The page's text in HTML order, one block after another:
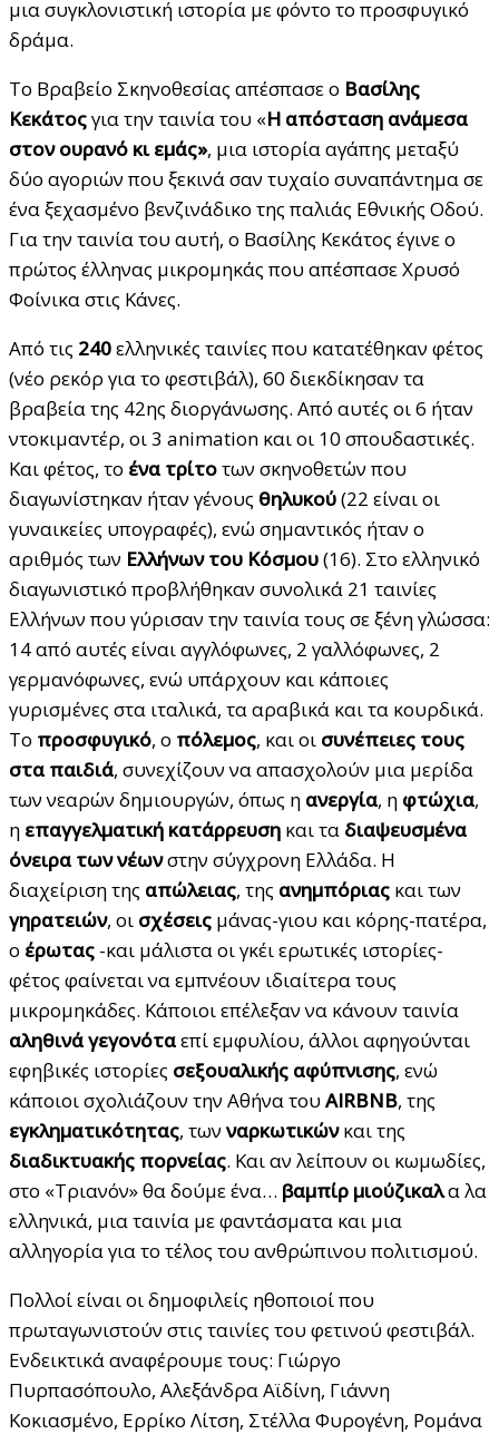
μια συγκλονιστική ιστορία με φόντο το προσφυγικό
δράμα.
Το Bραβείο Σκηνοθεσίας απέσπασε ο Βασίλης
Κεκάτοςγια την ταινία του «Η απόσταση ανάμεσα
στον ουρανό κι εμάς», μια ιστορία αγάπης μεταξύ
δύο αγοριών που ξεκινά σαν τυχαίο συναπάντημα σε
ένα ξεχασμένο βενζινάδικο της παλιάς Εθνικής Οδού.
Για την ταινία του αυτή, ο Βασίλης Κεκάτος έγινε ο
πρώτος έλληνας μικρομηκάς που απέσπασε Χρυσό
Φοίνικα στις Κάνες.
Από τις 240ελληνικές ταινίες που κατατέθηκαν φέτος
(νέο ρεκόρ για το φεστιβάλ), 60 διεκδίκησαν τα
βραβεία της 42ης διοργάνωσης. Από αυτές οι 6 ήταν
ντοκιμαντέρ, οι 3 animation και οι 10 σπουδαστικές.
Και φέτος, το ένα τρίτοτων σκηνοθετών που
διαγωνίστηκαν ήταν γένους θηλυκού(22 είναι οι
γυναικείες υπογραφές), ενώ σημαντικός ήταν ο
αριθμός των Ελλήνων του Κόσμου(16). Στο ελληνικό
διαγωνιστικό προβλήθηκαν συνολικά 21 ταινίες
Ελλήνων που γύρισαν την ταινία τους σε ξένη γλώσσα:
14 από αυτές είναι αγγλόφωνες, 2 γαλλόφωνες, 2
γερμανόφωνες, ενώ υπάρχουν και κάποιες
γυρισμένες στα ιταλικά, τα αραβικά και τα κουρδικά.
Το προσφυγικό, ο πόλεμος, και οι συνέπειες τους
στα παιδιά, συνεχίζουν να απασχολούν μια μερίδα
των νεαρών δημιουργών, όπως η ανεργία, η φτώχια,
η επαγγελματική κατάρρευση και τα διαψευσμένα
όνειρα των νέωνστην σύγχρονη Ελλάδα. Η
διαχείριση της απώλειας, της ανημπόριας και των
γηρατειών, οι σχέσεις μάνας-γιου και κόρης-πατέρα,
ο έρωτας -και μάλιστα οι γκέι ερωτικές ιστορίες-
φέτος φαίνεται να εμπνέουν ιδιαίτερα τους
μικρομηκάδες. Κάποιοι επέλεξαν να κάνουν ταινία
αληθινά γεγονόταεπί εμφυλίου, άλλοι αφηγούνται
εφηβικές ιστορίες σεξουαλικής αφύπνισης, ενώ
κάποιοι σχολιάζουν την Αθήνα του AIRBNB, της
εγκληματικότητας, τωνναρκωτικώνκαι της
διαδικτυακής πορνείας. Και αν λείπουν οι κωμωδίες,
στο «Τριανόν» θα δούμε ένα… βαμπίρ μιούζικαλα λα
ελληνικά, μια ταινία με φαντάσματα και μια
αλληγορία για το τέλος του ανθρώπινου πολιτισμού.
Πολλοί είναι οι δημοφιλείς ηθοποιοί που
πρωταγωνιστούν στις ταινίες του φετινού φεστιβάλ.
Ενδεικτικά αναφέρουμε τους: Γιώργο
Πυρπασόπουλο, Αλεξάνδρα Αϊδίνη, Γιάννη
Κοκιασμένο, Ερρίκο Λίτση, Στέλλα Φυρογένη, Ρομάνα